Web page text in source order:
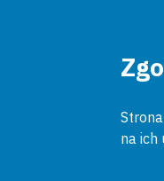
na ich